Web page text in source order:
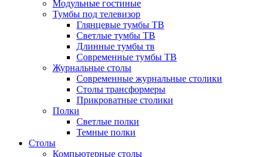
Модульные гостиные
Тумбы под телевизор
Глянцевые тумбы ТВ
Светлые тумбы ТВ
Длинные тумбы тв
Современные тумбы ТВ
Журнальные столы
Современные журнальные столики
Столы трансформеры
Прикроватные столики
Полки
Светлые полки
Темные полки
Столы
Компьютерные столы